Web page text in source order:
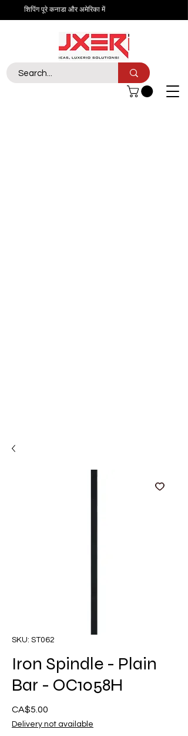
शिपिंग पूरे कनाडा और अमेरिका में
SKU: ST062
Iron Spindle - Plain
Bar - OC1058H
CA$5.00
Delivery not available